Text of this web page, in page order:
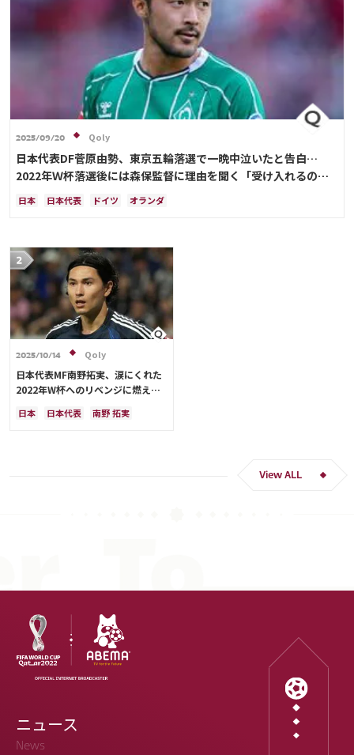
2025/09/20 Qoly
日本代表DF菅原由勢、東京五輪落選で一晩中泣いたと告白…
2022年Ｗ杯落選後には森保監督に理由を聞く「受け入れるのは
難しかった」
日本 日本代表 ドイツ オランダ
2025/10/14 Qoly
日本代表MF南野拓実、涙にくれた
2022年W杯へのリベンジに燃える
ー人生をかけた戦い」
日本 日本代表
南野 拓実
View ALL
ニュース
News